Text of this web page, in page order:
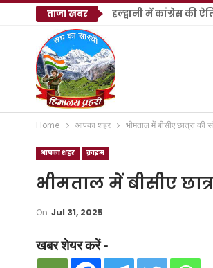
ताजा खबर
Home आपका शहर भीमताल में बीसीए छात्रा की
आपका शहर क्राइम
भीमताल में बीसीए
On Jul 31, 2025
खबर शेयर करें -